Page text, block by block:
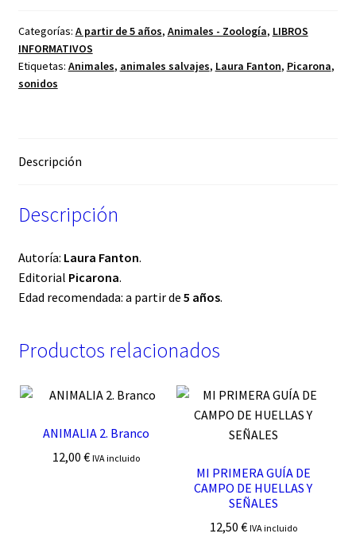
Categorías: A partir de 5 años, Animales - Zoología, LIBROS
INFORMATIVOS
Etiquetas: Animales, animales salvajes, Laura Fanton, Picarona,
sonidos
Descripción
Descripción
Autoría: Laura Fanton.
Editorial Picarona.
Edad recomendada: a partir de 5 años.
Productos relacionados
ANIMALIA 2. Branco
12,00€ IVA incluido
MI PRIMERA GUÍA DE
CAMPO DE HUELLAS Y
SEÑALES
12,50 € IVA incluido